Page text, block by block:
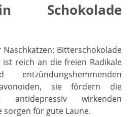
Schokolade
Bitterschokolade
reich an die freien Radikale
sie fördern die
antidepressiv wirkenden
sorgen für gute Laune.